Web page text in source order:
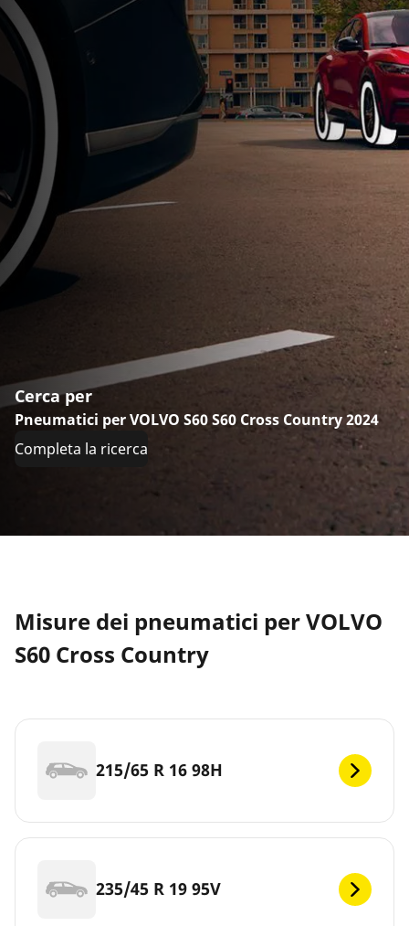
Cerca per
Pneumatici per VOLVO S60 S60 Cross Country 2024
Completa la ricerca
Misure dei pneumatici per VOLVO
S60 Cross Country
215/65 R 16 98H
235/45 R 19 95V